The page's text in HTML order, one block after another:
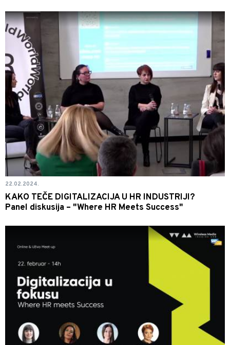
22.02.2024.
KAKO TEČE DIGITALIZACIJA U HR INDUSTRIJI?
Panel diskusija – "Where HR Meets Success"